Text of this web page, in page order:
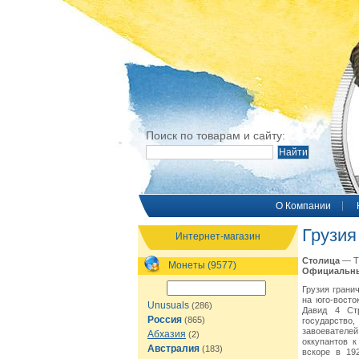
Поиск по товарам и сайту:
O Компании
Интернет-магазин
Монеты (9577)
Unusuals (286)
Россия (865)
Абхазия (2)
Австралия (183)
Грузия
Столица —
Грузия
на юго-
Давид 4
оккупантов
вскоре в